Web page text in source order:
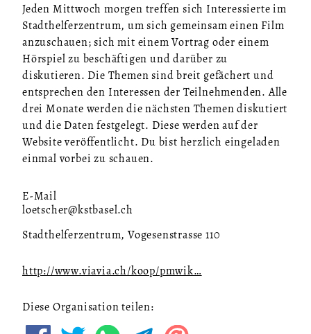
Jeden Mittwoch morgen treffen sich Interessierte im
Stadthelferzentrum, um sich gemeinsam einen Film
anzuschauen; sich mit einem Vortrag oder einem
Hörspiel zu beschäftigen und darüber zu
diskutieren. Die Themen sind breit gefächert und
entsprechen den Interessen der Teilnehmenden. Alle
drei Monate werden die nächsten Themen diskutiert
und die Daten festgelegt. Diese werden auf der
Website veröffentlicht. Du bist herzlich eingeladen
einmal vorbei zu schauen.
E-Mail
loetscher@kstbasel.ch
Stadthelferzentrum, Vogesenstrasse 110
http://www.viavia.ch/koop/pmwik…
Diese Organisation teilen: